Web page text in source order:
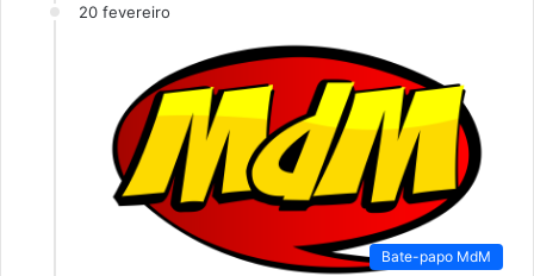
20 fevereiro
Bate-papo MdM